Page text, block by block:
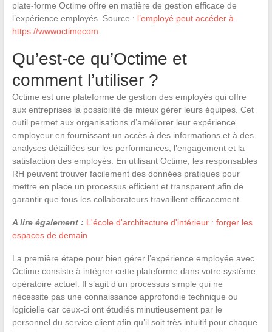
plate-forme Octime offre en matière de gestion efficace de
l’expérience employés. Source : l’employé peut accéder à
https://wwwoctimecom
Qu’est-ce qu’Octime et
comment l’utiliser ?
Octime est une plateforme de gestion des employés qui offre
aux entreprises la possibilité de mieux gérer leurs équipes. Cet
outil permet aux organisations d’améliorer leur expérience
employeur en fournissant un accès à des informations et à des
analyses détaillées sur les performances, l’engagement et la
satisfaction des employés. En utilisant Octime, les responsables
RH peuvent trouver facilement des données pratiques pour
mettre en place un processus efficient et transparent afin de
garantir que tous les collaborateurs travaillent efficacement.
A lire également : L'école d'architecture d'intérieur : forger les
espaces de demain
La première étape pour bien gérer l’expérience employée avec
Octime consiste à intégrer cette plateforme dans votre système
opératoire actuel. Il s’agit d’un processus simple qui ne
nécessite pas une connaissance approfondie technique ou
logicielle car ceux-ci ont étudiés minutieusement par le
personnel du service client afin qu’il soit très intuitif pour chaque